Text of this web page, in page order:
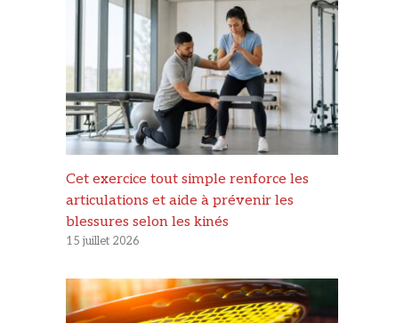
Cet exercice tout simple renforce les
articulations et aide à prévenir les
blessures selon les kinés
15 juillet 2026